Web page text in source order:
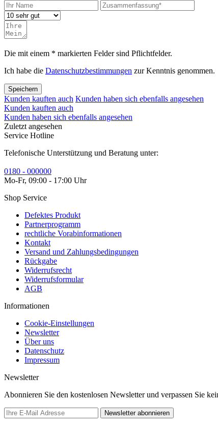
Die mit einem * markierten Felder sind Pflichtfelder.
Ich habe die Datenschutzbestimmungen zur Kenntnis genommen.
Speichern
Kunden kauften auch Kunden haben sich ebenfalls angesehen
Kunden kauften auch
Kunden haben sich ebenfalls angesehen
Zuletzt angesehen
Service Hotline
Telefonische Unterstützung und Beratung unter:
0180 - 000000
Mo-Fr, 09:00 - 17:00 Uhr
Shop Service
Defektes Produkt
Partnerprogramm
rechtliche Vorabinformationen
Kontakt
Versand und Zahlungsbedingungen
Rückgabe
Widerrufsrecht
Widerrufsformular
AGB
Informationen
Cookie-Einstellungen
Newsletter
Über uns
Datenschutz
Impressum
Newsletter
Abonnieren Sie den kostenlosen Newsletter und verpassen Sie
Newsletter abonnieren